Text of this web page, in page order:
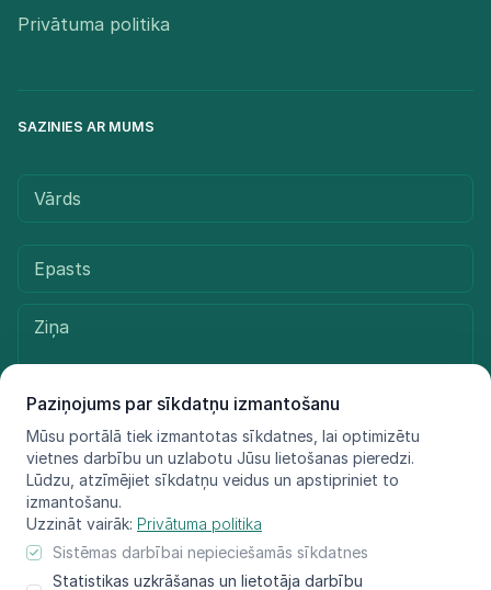
Paziņojums par sīkdatņu izmantošanu
Mūsu portālā tiek izmantotas sīkdatnes, lai optimizētu
vietnes darbību un uzlabotu Jūsu lietošanas pieredzi.
Lūdzu, atzīmējiet sīkdatņu veidus un apstipriniet to
izmantošanu.
Uzzināt vairāk: Privātuma politika
Sistēmas darbībai nepieciešamās sīkdatnes
Statistikas uzkrāšanas un lietotāja darbību
Privātuma politika
SAZINIES AR MUMS
Sūtīt ziņu
© LIFE FOR SPECIES, 2021 - 2025
Informācija atspoguļo tikai projekta LIFE FOR SPECIES īstenotāju